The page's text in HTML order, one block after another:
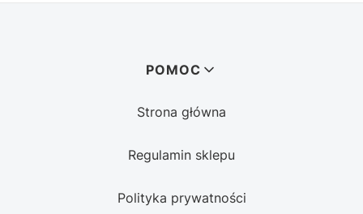
POMOC
Strona główna
Regulamin sklepu
Polityka prywatności